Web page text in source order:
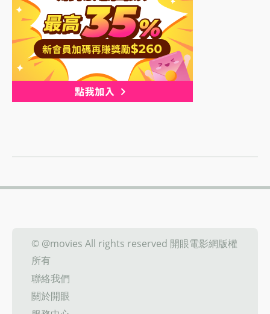
© @movies All rights reserved 開眼電影網版權
所有
聯絡我們
關於開眼